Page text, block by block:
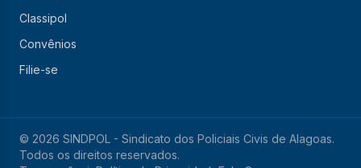
Classipol
Convênios
Filie-se
© 2026 SINDPOL - Sindicato dos Policiais Civis de Alagoas.
Todos os direitos reservados.